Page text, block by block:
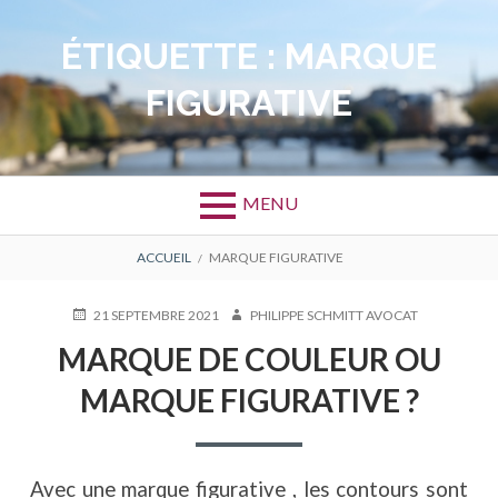
ÉTIQUETTE : MARQUE
FIGURATIVE
MENU
D'ARIANE
ACCUEIL MARQUE FIGURATIVE
PUBLIÉ21 SEPTEMBRE 2021 AUTEURPHILIPPE SCHMITT AVOCAT
MARQUE DE COULEUR OU
MARQUE FIGURATIVE ?
Avec une marque figurative , les contours sont